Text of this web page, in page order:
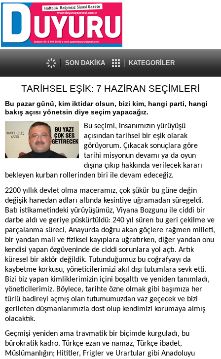
SON DAKİKA KATEGORİLER
TARİHSEL EŞİK: 7 HAZİRAN SEÇİMLERİ
Bu pazar günü, kim iktidar olsun, bizi kim, hangi parti, hangi
bakış açısı yönetsin diye seçim yapacağız.
Bu seçimi, insanımızın yürüyüşü
açısından tarihsel bir eşik olarak
görüyorum. Çıkacak sonuçlara göre
tarihi misyonun devamı ya da oyun
dışına çıkıp hakkında verilecek kararı
bekleyen kurban rollerinden biri ile devam edeceğiz.
2200 yıllık devlet olma maceramız, çok şükür bu güne değin
değişik hanedan adları altında kesintiye uğramadan süregeldi.
Batı istikametindeki yürüyüşümüz, Viyana Bozgunu ile ciddi bir
darbe aldı ve geriye püskürtüldü: 240 yıl süren bu geri çekilme ve
parçalanma süreci, Anayurda doğru akan göçlere rağmen milleti,
bir yandan mali ve fiziksel kayıplara uğratırken, diğer yandan onu
kendisi yapan özgüveninde de ciddi sorunlara yol açtı. Artık
küresel bir aktör değildik. Tutunduğumuz bu coğrafyayı da
kaybetme korkusu, yöneticilerimizi akıl dışı tutumlara sevk etti.
Bizi biz yapan kimliklerimizin içini boşalttı ve yeniden tanımladı,
yöneticilerimiz. Böylece, tarihte özne olmak gibi başımıza her
türlü badireyi açmış olan tutumumuzdan vaz geçecek ve bizi
gerileten düşmanlarımızla dost olup kendimizi korumaya almış
olacaktık.
Geçmişi yeniden ama travmatik bir biçimde kurguladı, bu
bürokratik kadro. Türkçe ezan ve namaz, Türkçe ibadet,
Müslümanlığın; Hititler, Frigler ve Urartular gibi Anadoluyu